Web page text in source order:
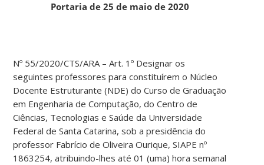
Portaria de 25 de maio de 2020
Nº 55/2020/CTS/ARA – Art. 1º Designar os
seguintes professores para constituírem o Núcleo
Docente Estruturante (NDE) do Curso de Graduação
em Engenharia de Computação, do Centro de
Ciências, Tecnologias e Saúde da Universidade
Federal de Santa Catarina, sob a presidência do
professor Fabrício de Oliveira Ourique, SIAPE nº
1863254, atribuindo-lhes até 01 (uma) hora semanal